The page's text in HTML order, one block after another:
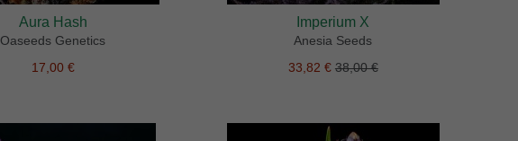
Aura Hash
Oaseeds Genetics
17,00 €
Imperium X
Anesia Seeds
33,82 € 38,00 €